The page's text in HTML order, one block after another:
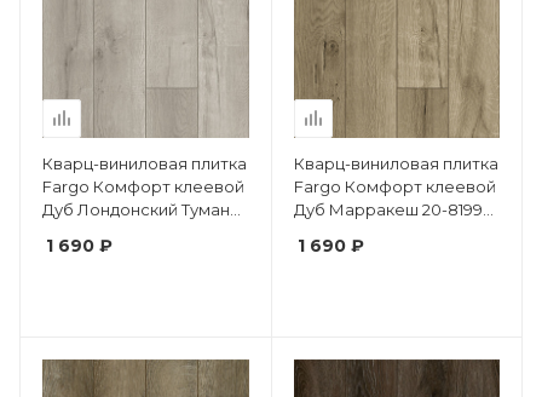
Кварц-виниловая плитка
Fargo Комфорт клеевой
Дуб Лондонский Туман
фаска
1 690 ₽
Кварц-виниловая плитка
Fargo Комфорт клеевой
Дуб Марракеш 20-81996-
1 690 ₽